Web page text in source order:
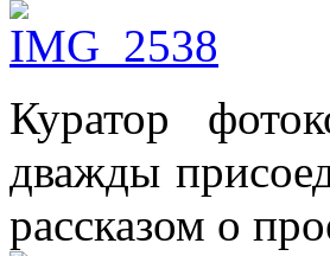
Куратор
дважды
рассказом о